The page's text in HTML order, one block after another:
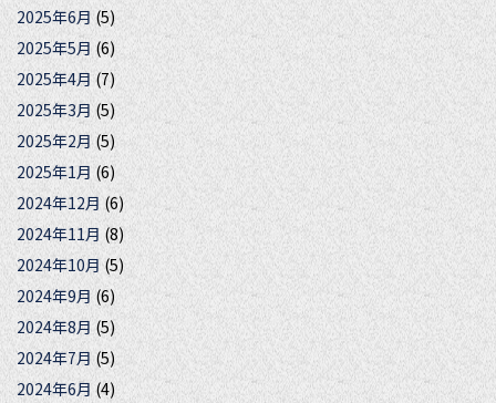
2025年6月(5)
2025年5月(6)
2025年4月(7)
2025年3月(5)
2025年2月(5)
2025年1月 (6)
2024年12月 (6)
2024年11月 (8)
2024年10月(5)
2024年9月(6)
2024年8月 (5)
2024年7月(5)
2024年6月(4)